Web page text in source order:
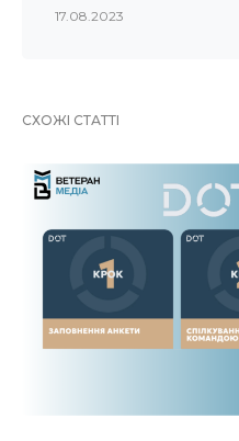
17.08.2023
СХОЖІ СТАТТІ